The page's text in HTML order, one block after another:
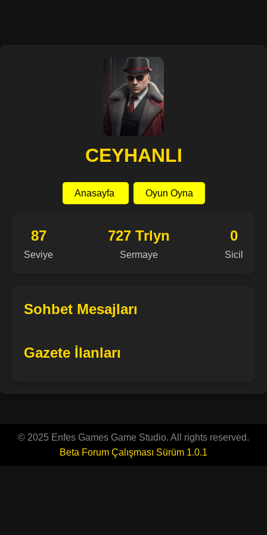
CEYHANLI
Anasayfa Oyun Oyna
87
Seviye
727 Trlyn
Sermaye
0
Sicil
Sohbet Mesajları
Gazete İlanları
© 2025 Enfes Games Game Studio. All rights reserved.
Beta Forum Çalışması Sürüm 1.0.1